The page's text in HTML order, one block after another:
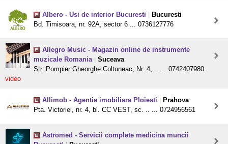
Albero - Usi de interior Bucuresti
Bucuresti
Bd. Timisoara, nr. 92A, sector 6 ... 0736127776
Allegro Music - Magazin online de instrumente
muzicale Romania
Suceava
Str. Pompier Gheorghe Coltuneac, Nr. 4, .. ... 0742407980
video
Allimob - Agentie imobiliara Ploiesti
Prahova
Pta. Victoriei, nr. 4, bl. CC VEST, sc. .. ... 0724956561
Astromed - Servicii complete medicina muncii